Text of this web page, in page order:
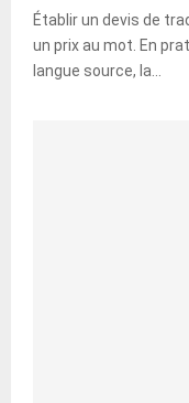
Établir un devis de
un prix au mot. En
langue source, la...